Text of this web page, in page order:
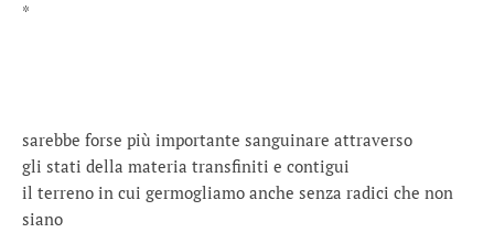
*
sarebbe forse più importante sanguinare attraverso
gli stati della materia transfiniti e contigui
il terreno in cui germogliamo anche senza radici che non
siano